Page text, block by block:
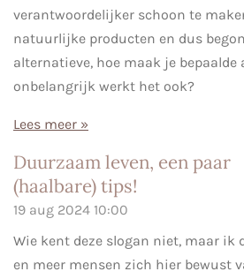
verantwoordelijker schoon te
natuurlijke producten en dus
alternatieve, hoe maak je
onbelangrijk werkt het ook?
Lees meer »
Duurzaam leven, een paar
(haalbare) tips!
19 aug 2024 10:00
Wie kent deze slogan niet, maar ik
en meer mensen zich hier bewust